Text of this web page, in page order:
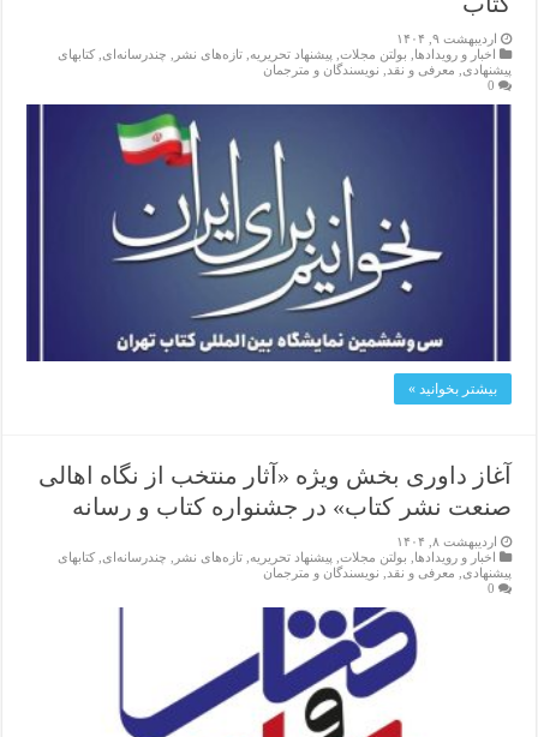
اردیبهشت ۹, ۱۴۰۴
اخبار و رویدادها
بولتن مجلات پیشنهاد تحریریه ,تازەهای نشر چندرسانه‌ای ,کتابهای
پیشنهادی
معرفی و نقد
نویسندگان و مترجمان
0
بیشتر بخوانید »
آغاز داوری بخش ویژه «آثار منتخب از نگاه اهالی
صنعت نشر کتاب» در جشنواره کتاب و رسانه
اردیبهشت ۸, ۱۴۰۴
اخبار و رویدادها, بولتن مجلات, پیشنهاد تحریریه,تازەهای نشر , چندرسانه‌ای,کتابهای
پیشنهادی, معرفی و نقد, نویسندگان و مترجمان
0